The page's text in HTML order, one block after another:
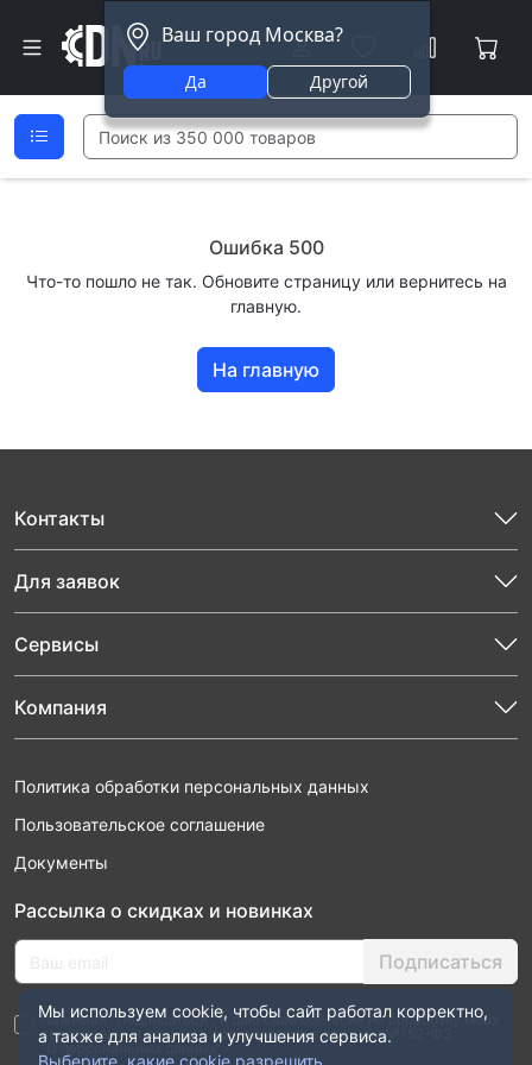
Ваш город Москва?
Да Другой
Ошибка 500
Что-то пошло не так. Обновите страницу или вернитесь на
главную.
На главную
Контакты
Для заявок
Сервисы
Компания
Политика обработки персональных данных
Пользовательское соглашение
Документы
Рассылка о скидках и новинках
Подписаться
Нажимая “Подписаться”, я даю свое согласие на обработку моих
персональных данных в соответствии с законом №152-ФЗ
“О персональных данных”
Мы используем cookie, чтобы сайт работал корректно,
а также для анализа и улучшения сервиса.
Выберите, какие cookie разрешить